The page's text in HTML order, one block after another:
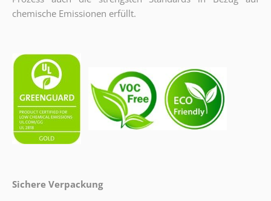
chemische Emissionen erfüllt.
Sichere Verpackung